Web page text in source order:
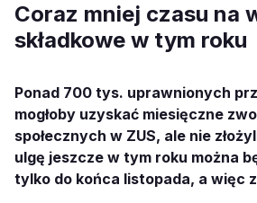
Coraz mniej czasu na
składkowe w tym roku
Ponad 700 tys. uprawnionych
mogłoby uzyskać miesięczne
społecznych w ZUS, ale nie
ulgę jeszcze w tym roku można
tylko do końca listopada, a więc